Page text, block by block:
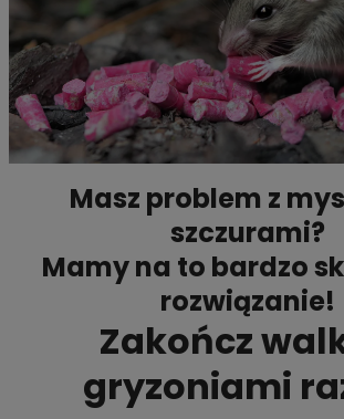
Masz problem z
szczurami?
Mamy na to bardzo
rozwiązanie!
Zakończ
gryzoniami